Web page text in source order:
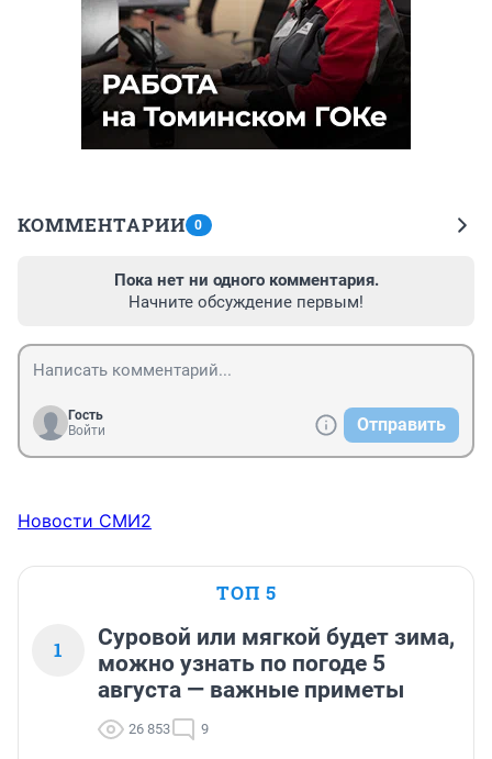
КОММЕНТАРИИ 0
Пока нет ни одного комментария.
Начните обсуждение первым!
Гость
Войти
Отправить
Новости СМИ2
ТОП 5
1
Суровой или мягкой будет зима,
можно узнать по погоде 5
августа — важные приметы
26 853 9